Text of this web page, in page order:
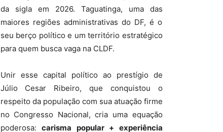
da sigla em 2026. Taguatinga, uma das
maiores regiões administrativas do DF, é o
seu berço político e um território estratégico
para quem busca vaga na CLDF.
Unir esse capital político ao prestígio de
Júlio Cesar Ribeiro, que conquistou o
respeito da população com sua atuação firme
no Congresso Nacional, cria uma equação
poderosa: carisma popular + experiência